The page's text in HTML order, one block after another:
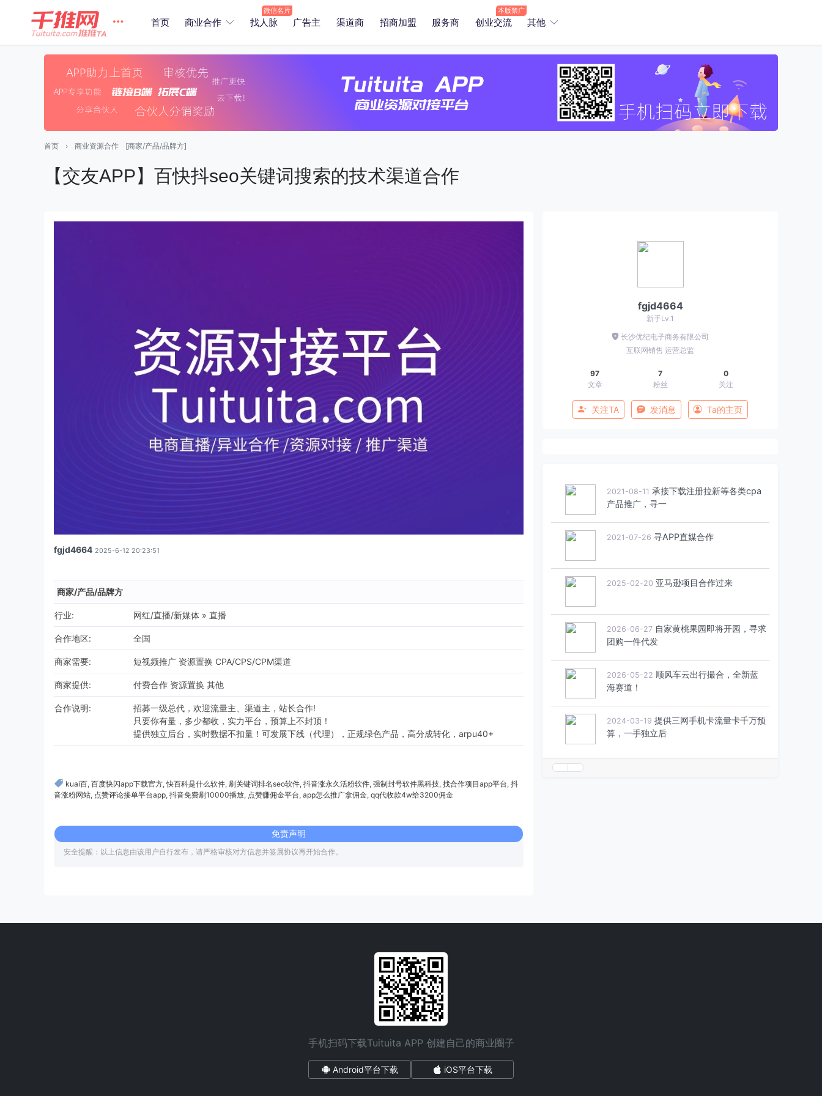
首页 商业合作 找人脉 广告主 渠道商 招商加盟 服务商 创业交流 其他
首页 › 商业资源合作 [商家/产品/品牌方]
【交友APP】百快抖seo关键词搜索的技术渠道合作
fgjd4664 2025-6-12 20:23:51
商家/产品/品牌方
行业: 网红/直播/新媒体 » 直播
合作地区: 全国
商家需要: 短视频推广 资源置换 CPA/CPS/CPM渠道
商家提供: 付费合作 资源置换 其他
合作说明:
招募一级总代，欢迎流量主、渠道主，站长合作!
只要你有量，多少都收，实力平台，预算上不封顶！
提供独立后台，实时数据不扣量！可发展下线（代理），正规绿色产品，高分成转化，arpu40+
kuai百, 百度快闪app下载官方,快百科是什么软件, 刷关键词排名seo软件, 抖音涨永久活粉软件, 强制封号软件黑科技, 找合作项目app平台, 抖
音涨粉网站, 点赞评论接单平台app, 抖音免费刷10000播放, 点赞赚佣金平台, app怎么推广拿佣金, qq代收款4w给3200佣金
免责声明
安全提醒：以上信息由该用户自行发布，请严格审核对方信息并签属协议再开始合作。
fgjd4664
新手Lv.1
长沙优纪电子商务有限公司
互联网销售 运营总监
97
文章
7
粉丝
0
关注
关注TA 发消息 Ta的主页
2021-08-11 承接下载注册拉新等各类cpa
产品推广，寻一
2021-07-26 寻APP直媒合作
2025-02-20 亚马逊项目合作过来
2026-06-27 自家黄桃果园即将开园，寻求
团购一件代发
2026-05-22 顺风车云出行撮合，全新蓝
海赛道！
2024-03-19 提供三网手机卡流量卡千万预
算，一手独立后
手机扫码下载Tuituita APP 创建自己的商业圈子
Android平台下载 iOS平台下载